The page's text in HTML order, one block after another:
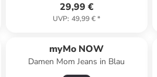
29,99 €
UVP: 49,99 €*
myMo NOW
Damen Mom Jeans in Blau